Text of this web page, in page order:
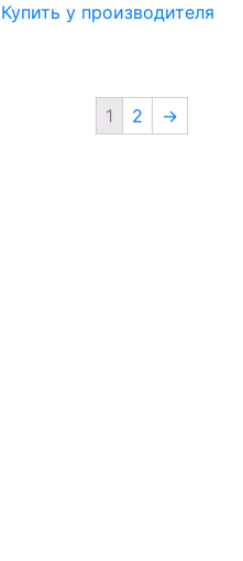
Купить у производителя
1 2 →